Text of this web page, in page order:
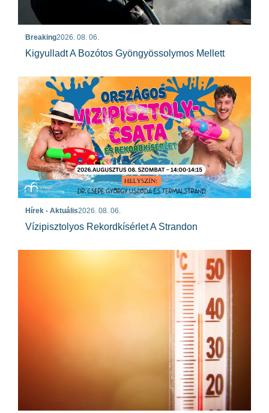
Breaking2026. 08. 06.
Kigyulladt A Bozótos Gyöngyössolymos Mellett
Hírek - Aktuális2026. 08. 06.
Vízipisztolyos Rekordkísérlet A Strandon